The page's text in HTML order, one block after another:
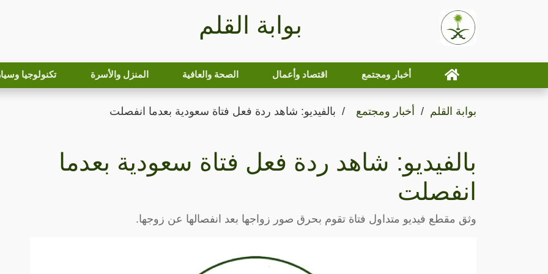
بوابة القلم
أخبار ومجتمع اقتصاد وأعمال الصحة والعافية المنزل والأسرة تكنولوجيا
بوابة القلم أخبار ومجتمع بالفيديو: شاهد ردة فعل فتاة سعودية بعدما انفصلت
بالفيديو: شاهد ردة فعل فتاة سعودية بعدما
انفصلت
وثق مقطع فيديو متداول فتاة تقوم بحرق صور زواجها بعد انفصالها عن زوجها.